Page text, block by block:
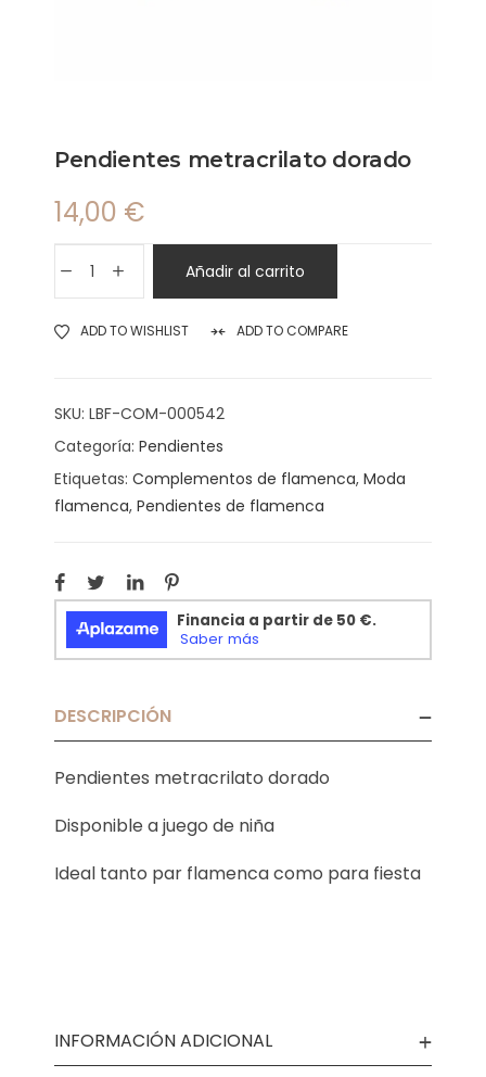
Pendientes metracrilato dorado
14,00 €
Añadir al carrito
ADD TO WISHLIST ADD TO COMPARE
SKU: LBF-COM-000542
Categoría: Pendientes
Etiquetas: Complementos de flamenca, Moda
flamenca, Pendientes de flamenca
DESCRIPCIÓN
Pendientes metracrilato dorado
Disponible a juego de niña
Ideal tanto par flamenca como para fiesta
INFORMACIÓN ADICIONAL